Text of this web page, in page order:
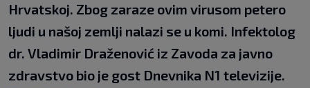
Hrvatskoj. Zbog zaraze ovim virusom petero
ljudi u našoj zemlji nalazi se u komi. Infektolog
dr. Vladimir Draženović iz Zavoda za javno
zdravstvo bio je gost Dnevnika N1 televizije.